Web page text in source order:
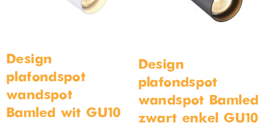
Design
plafondspot
wandspot
Bamled wit GU10
Design
plafondspot
wandspot Bamled
zwart enkel GU10